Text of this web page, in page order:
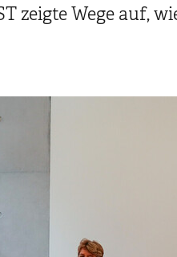
zeigte Wege auf,